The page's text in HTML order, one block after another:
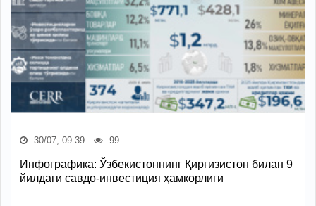
30/07, 09:39 99
Инфографика: Ўзбекистоннинг Қирғизистон билан 9
йилдаги савдо-инвестиция ҳамкорлиги